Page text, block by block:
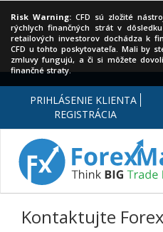
Risk Warning: CFD sú zložité
rýchlych finančných strát v
retailových investorov dochádza k
CFD u tohto poskytovateľa. Mali by
zmluvy fungujú, a či si môžete
finančné straty.
PRIHLÁSENIE KLIENTA
REGISTRÁCIA
Kontaktujte